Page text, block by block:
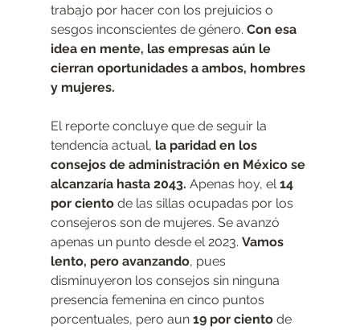
trabajo por hacer con los prejuicios o
sesgos inconscientes de género. Con esa
idea en mente, las empresas aún le
cierran oportunidades a ambos, hombres
y mujeres.
El reporte concluye que de seguir la
tendencia actual, la paridad en los
consejos de administración en México se
alcanzaría hasta 2043. Apenas hoy, el 14
por ciento de las sillas ocupadas por los
consejeros son de mujeres. Se avanzó
apenas un punto desde el 2023. Vamos
lento, pero avanzando, pues
disminuyeron los consejos sin ninguna
presencia femenina en cinco puntos
porcentuales, pero aun 19 por ciento de